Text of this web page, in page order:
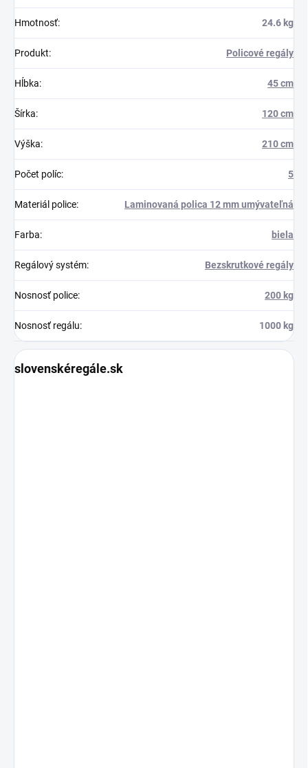
Hmotnosť: 24.6 kg
Produkt: Policové regály
Hĺbka: 45 cm
Šírka: 120 cm
Výška: 210 cm
Počet políc: 5
Materiál police: Laminovaná polica 12 mm umývateľná
Farba: biela
Regálový systém: Bezskrutkové regály
Nosnosť police: 200 kg
Nosnosť regálu: 1000 kg
slovenskéregále.sk